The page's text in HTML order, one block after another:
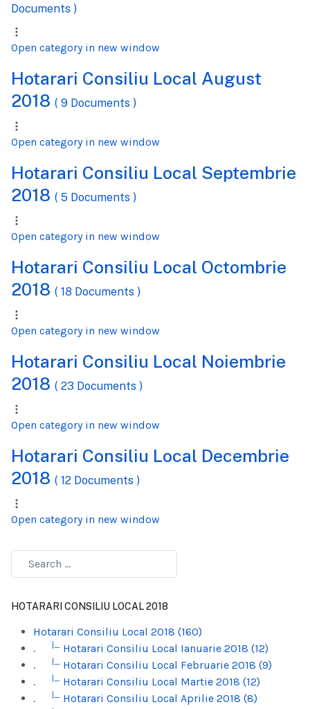
Documents )
Open category in new window
Hotarari Consiliu Local August
2018 ( 9 Documents )
Open category in new window
Hotarari Consiliu Local Septembrie
2018 ( 5 Documents )
Open category in new window
Hotarari Consiliu Local Octombrie
2018 ( 18 Documents )
Open category in new window
Hotarari Consiliu Local Noiembrie
2018 ( 23 Documents )
Open category in new window
Hotarari Consiliu Local Decembrie
2018 ( 12 Documents )
Open category in new window
HOTARARI CONSILIU LOCAL 2018
Hotarari Consiliu Local 2018 (160)
.
|_ Hotarari Consiliu Local Ianuarie 2018 (12)
.
|_ Hotarari Consiliu Local Februarie 2018 (9)
.
|_ Hotarari Consiliu Local Martie 2018 (12)
.
|_ Hotarari Consiliu Local Aprilie 2018 (8)